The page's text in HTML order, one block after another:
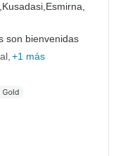
Kusadasi, Esmirna,
son bienvenidas
+1 más